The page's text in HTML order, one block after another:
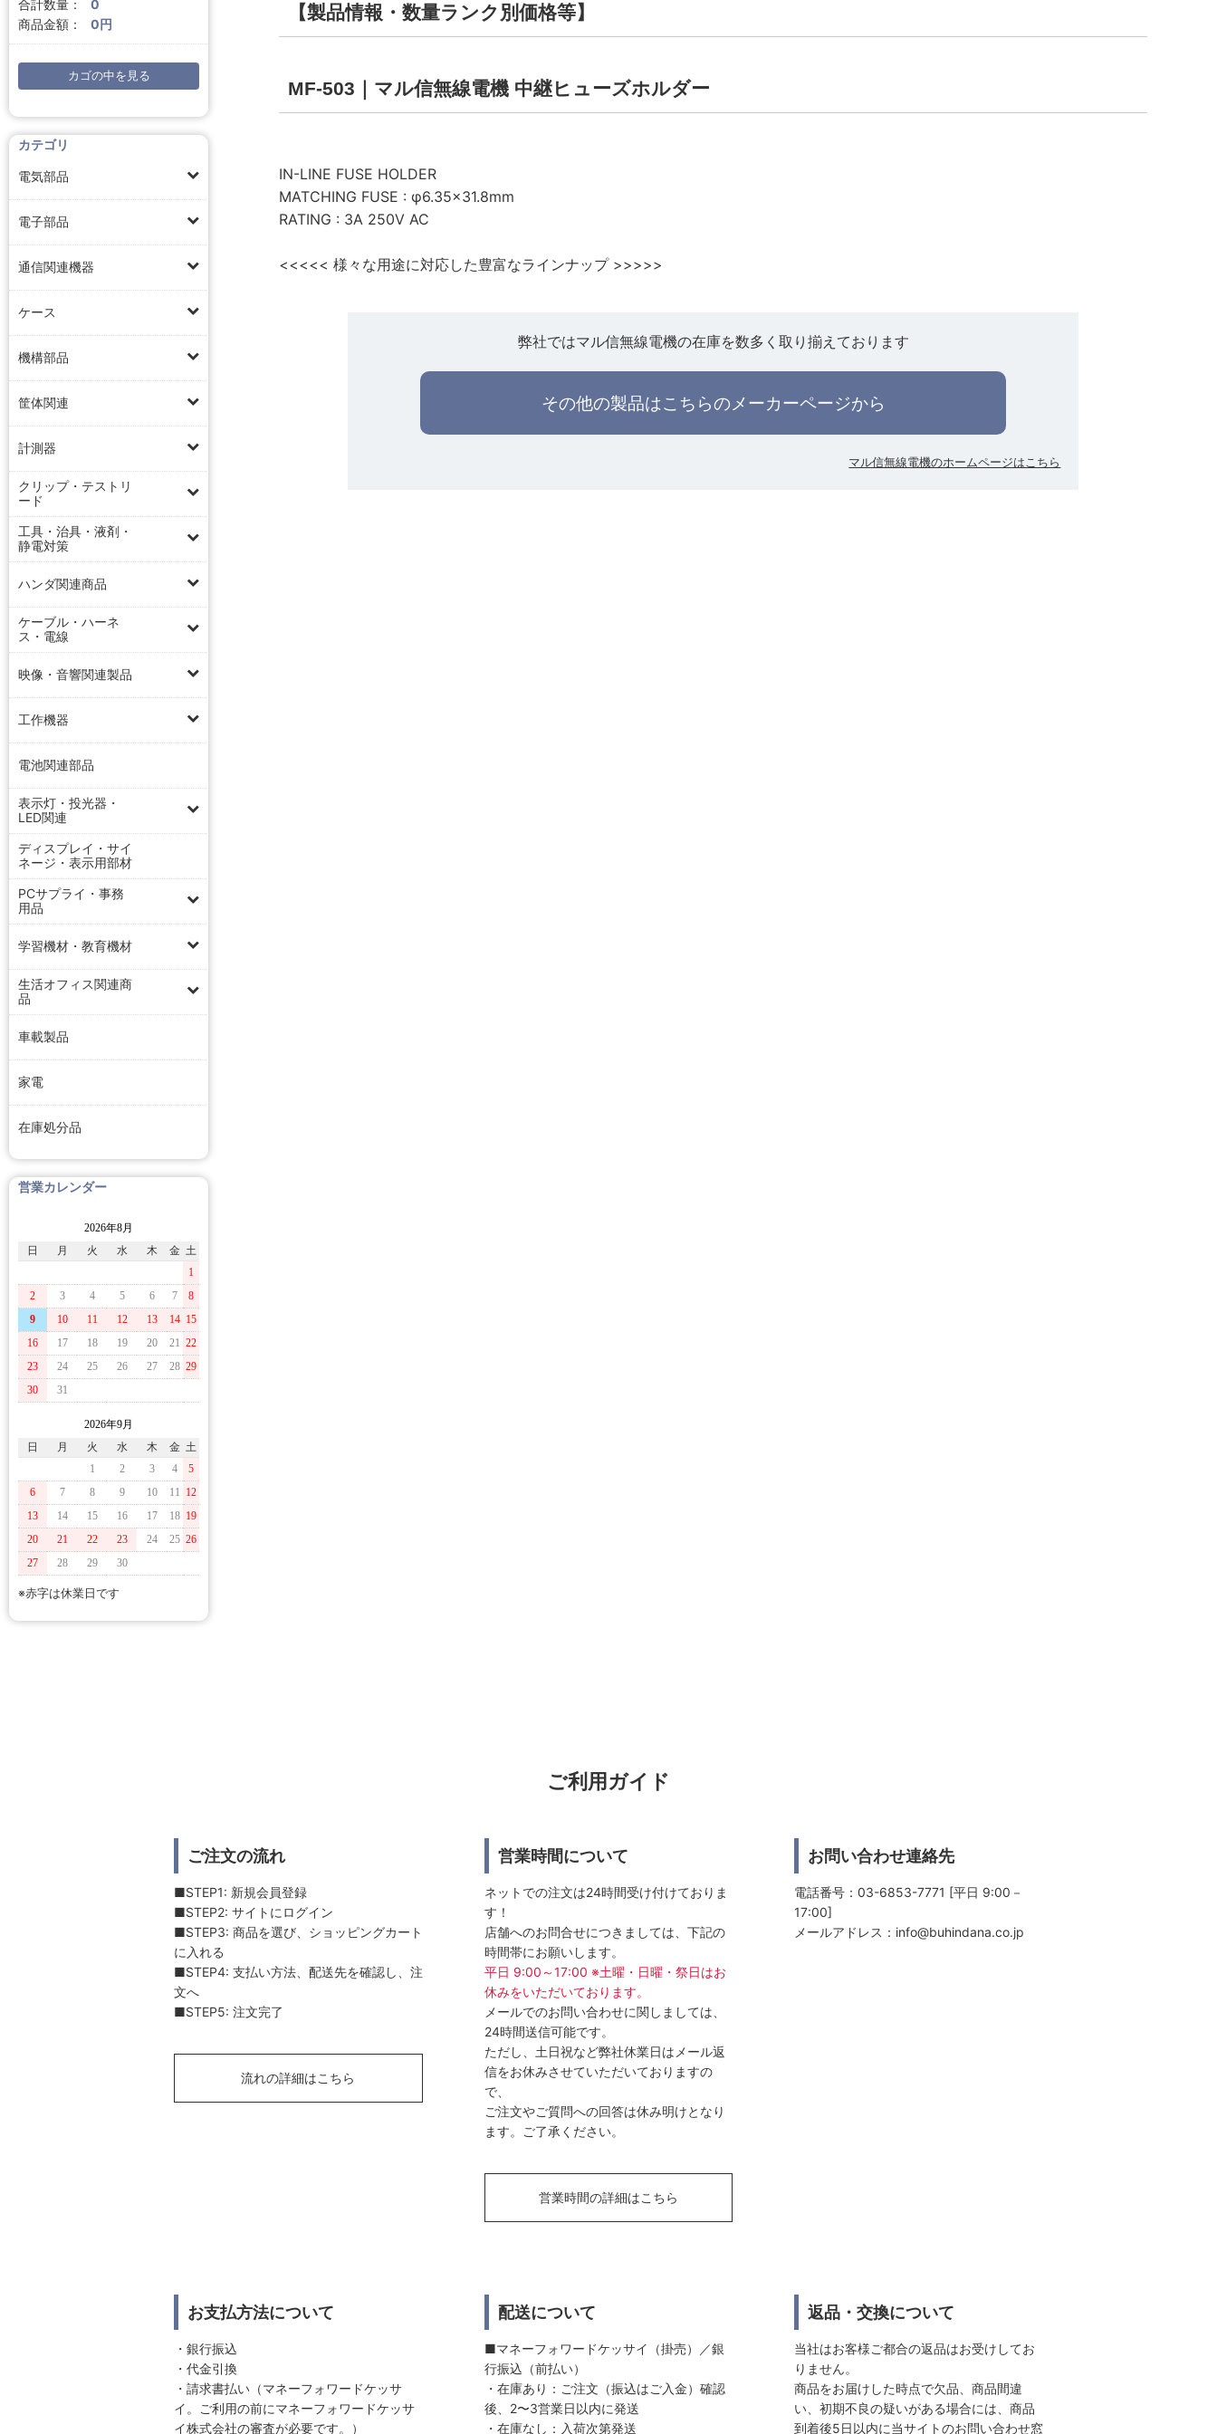
合計数量：
0
商品金額：
0円
カゴの中を見る
カテゴリ
電気部品
電子部品
通信関連機器
ケース
機構部品
筐体関連
計測器
クリップ・テストリ
ード
工具・治具・液剤・
静電対策
ハンダ関連商品
ケーブル・ハーネ
ス・電線
映像・音響関連製品
工作機器
電池関連部品
表示灯・投光器・
LED関連
ディスプレイ・サイ
ネージ・表示用部材
PCサプライ・事務
用品
学習機材・教育機材
生活オフィス関連商
品
車載製品
家電
在庫処分品
営業カレンダー
2026年8月
日
月 火 水 木 金 土
1
2
3 4 5 6 7
8
9
10 11 12 13 14 15
16
17 18 19 20 21 22
23
24 25 26 27 28 29
30
31
2026年9月
日
月 火 水 木 金 土
1
2 3 4
5
6
7 8 9 10 11 12
13
14 15 16 17 18 19
20
21 22 23 24 25 26
27
28 29 30
※赤字は休業日です
【製品情報・数量ランク別価格等】
MF-503｜マル信無線電機 中継ヒューズホルダー
IN-LINE FUSE HOLDER
MATCHING FUSE : φ6.35×31.8mm
RATING : 3A 250V AC
<<<<< 様々な用途に対応した豊富なラインナップ >>>>>
弊社ではマル信無線電機の在庫を数多く取り揃えております
その他の製品はこちらのメーカーページから
マル信無線電機のホームページはこちら
ご利用ガイド
ご注文の流れ
■STEP1: 新規会員登録
■STEP2: サイトにログイン
■STEP3: 商品を選び、ショッピングカート
に入れる
■STEP4: 支払い方法、配送先を確認し、注
文へ
■STEP5: 注文完了
流れの詳細はこちら
営業時間について
ネットでの注文は24時間受け付けておりま
す！
店舗へのお問合せにつきましては、下記の
時間帯にお願いします。
平日 9:00～17:00 ※土曜・日曜・祭日はお
休みをいただいております。
メールでのお問い合わせに関しましては、
24時間送信可能です。
ただし、土日祝など弊社休業日はメール返
信をお休みさせていただいておりますの
で、
ご注文やご質問への回答は休み明けとなり
ます。ご了承ください。
営業時間の詳細はこちら
お問い合わせ連絡先
電話番号：03-6853-7771 [平日 9:00－
17:00]
メールアドレス： info@buhindana.co.jp
お支払方法について
・銀行振込
・代金引換
・請求書払い（マネーフォワードケッサ
イ。ご利用の前にマネーフォワードケッサ
イ株式会社の審査が必要です。）
配送について
■マネーフォワードケッサイ（掛売）／銀
行振込（前払い）
・在庫あり：ご注文（振込はご入金）確認
後、2〜3営業日以内に発送
・在庫なし：入荷次第発送
返品・交換について
当社はお客様ご都合の返品はお受けしてお
りません。
商品をお届けした時点で欠品、商品間違
い、初期不良の疑いがある場合には、商品
到着後5日以内に当サイトのお問い合わせ窓